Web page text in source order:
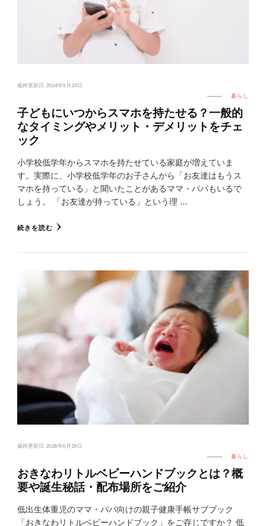
最終更新日 2024年9月24日
暮らし
子どもにいつからスマホを持たせる？一般的
なタイミングやメリット・デメリットをチェ
ック
小学校低学年からスマホを持たせている家庭が増えていま
す。実際に、小学校低学年のお子さんから「お友達はもうス
マホを持っている」と聞いたことがあるママ・パパもいるで
しょう。 「お友達が持っている」という理 …
続きを読む
最終更新日 2026年6月29日
暮らし
おきなわリトルベビーハンドブックとは？概
要や誕生秘話・配布場所をご紹介
低出生体重児のママ・パパ向けの親子健康手帳サブブック
「おきなわリトルベビーハンドブック」をご存じですか？ 低